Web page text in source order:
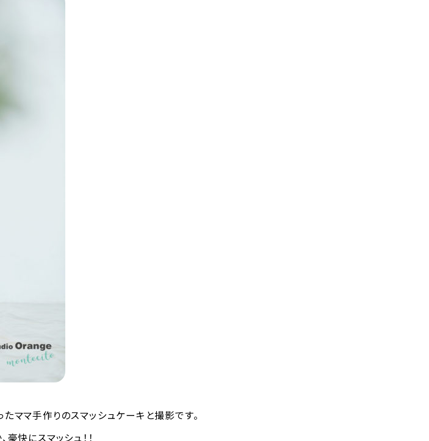
ママ手作りのスマッシュケーキと撮影です。
快にスマッシュ！！